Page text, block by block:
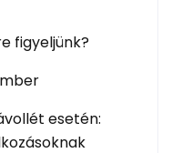
figyeljünk?
esetén: